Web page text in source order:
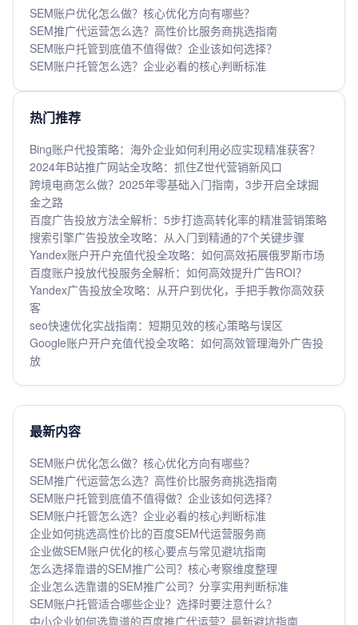
SEM账户优化怎么做？核心优化方向有哪些？
SEM推广代运营怎么选？高性价比服务商挑选指南
SEM账户托管到底值不值得做？企业该如何选择？
SEM账户托管怎么选？企业必看的核心判断标准
热门推荐
Bing账户代投策略：海外企业如何利用必应实现精准获客？
2024年B站推广网站全攻略：抓住Z世代营销新风口
跨境电商怎么做？2025年零基础入门指南，3步开启全球掘
金之路
百度广告投放方法全解析：5步打造高转化率的精准营销策略
搜索引擎广告投放全攻略：从入门到精通的7个关键步骤
Yandex账户开户充值代投全攻略：如何高效拓展俄罗斯市场
百度账户投放代投服务全解析：如何高效提升广告ROI？
Yandex广告投放全攻略：从开户到优化，手把手教你高效获
客
seo快速优化实战指南：短期见效的核心策略与误区
Google账户开户充值代投全攻略：如何高效管理海外广告投
放
最新内容
SEM账户优化怎么做？核心优化方向有哪些？
SEM推广代运营怎么选？高性价比服务商挑选指南
SEM账户托管到底值不值得做？企业该如何选择？
SEM账户托管怎么选？企业必看的核心判断标准
企业如何挑选高性价比的百度SEM代运营服务商
企业做SEM账户优化的核心要点与常见避坑指南
怎么选择靠谱的SEM推广公司？核心考察维度整理
企业怎么选靠谱的SEM推广公司？分享实用判断标准
SEM账户托管适合哪些企业？选择时要注意什么？
中小企业如何选靠谱的百度推广代运营？最新避坑指南